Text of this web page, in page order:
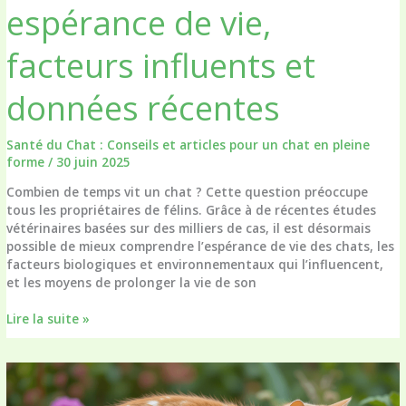
espérance de vie,
facteurs influents et
données récentes
Santé du Chat : Conseils et articles pour un chat en pleine
forme / 30 juin 2025
Combien de temps vit un chat ? Cette question préoccupe
tous les propriétaires de félins. Grâce à de récentes études
vétérinaires basées sur des milliers de cas, il est désormais
possible de mieux comprendre l’espérance de vie des chats, les
facteurs biologiques et environnementaux qui l’influencent,
et les moyens de prolonger la vie de son
Durée
de
d’un
chat
Lire la suite »